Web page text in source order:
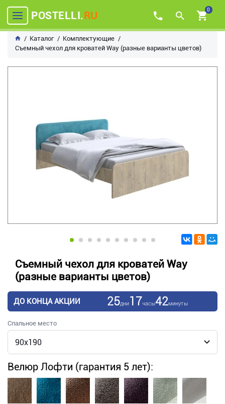
POSTELLI.RU 0
Каталог
Комплектующие
Съемный чехол для кроватей Way (разные варианты цветов)
Съемный чехол для кроватей Way
(разные варианты цветов)
ДО КОНЦА АКЦИИ 25дни17часы42минуты
Спальное место
Велюр Лофти (гарантия 5 лет):